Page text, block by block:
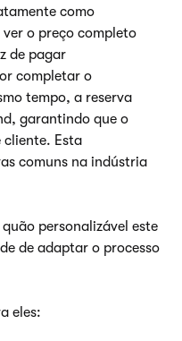
como
o preço completo
de pagar
completar o
tempo, a reserva
garantindo que o
cliente. Esta
comuns na indústria
personalizável este
de adaptar o processo
eles: